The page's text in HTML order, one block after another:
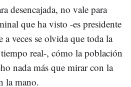
desencajada, no vale para
que ha visto -es presidente
veces se olvida que toda la
real-, cómo la población
nada más que mirar con la
la mano.